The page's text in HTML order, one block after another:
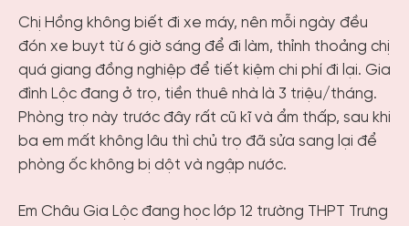
Chị Hồng không biết đi xe máy, nên mỗi ngày đều
đón xe buyt từ 6 giờ sáng để đi làm, thỉnh thoảng chị
quá giang đồng nghiệp để tiết kiệm chi phí đi lại. Gia
đình Lộc đang ở trọ, tiền thuê nhà là 3 triệu/tháng.
Phòng trọ này trước đây rất cũ kĩ và ẩm thấp, sau khi
ba em mất không lâu thì chủ trọ đã sửa sang lại để
phòng ốc không bị dột và ngập nước.
Em Châu Gia Lộc đang học lớp 12 trường THPT Trưng